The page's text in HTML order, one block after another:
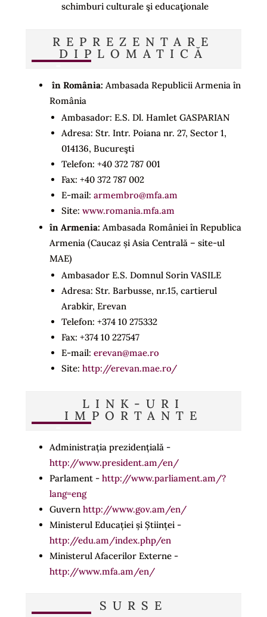
schimburi culturale şi educaţionale
REPREZENTARE
DIPLOMATICĂ
în România: Ambasada Republicii Armenia în
România
Ambasador: E.S. Dl. Hamlet GASPARIAN
Adresa: Str. Intr. Poiana nr. 27, Sector 1,
014136, Bucureşti
Telefon: +40 372 787 001
Fax: +40 372 787 002
E-mail: armembro@mfa.am
Site: www.romania.mfa.am
în Armenia: Ambasada României în Republica
Armenia (Caucaz și Asia Centrală – site-ul
MAE)
Ambasador E.S. Domnul Sorin VASILE
Adresa: Str. Barbusse, nr.15, cartierul
Arabkir, Erevan
Telefon: +374 10 275332
Fax: +374 10 227547
E-mail: erevan@mae.ro
Site: http://erevan.mae.ro/
LINK-URI
IMPORTANTE
Administrația prezidențială -
http://www.president.am/en/
Parlament - http://www.parliament.am/?
lang=eng
Guvern http://www.gov.am/en/
Ministerul Educației și Științei -
http://edu.am/index.php/en
Ministerul Afacerilor Externe -
http://www.mfa.am/en/
SURSE